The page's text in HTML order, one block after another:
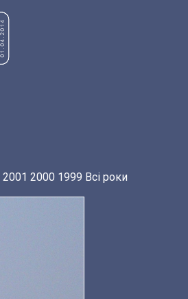
2001 2000 1999 Всі роки